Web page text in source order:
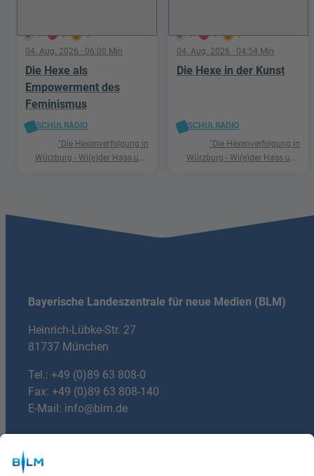
1 0 0
04. Aug. 2026 · 06:00 Min
Die Hexe als
Empowerment des
Feminismus
SCHULRADIO
"Die Hexenverfolgung in
Würzburg - Wi(e)der Hass und
1 0 0
04. Aug. 2026 · 04:54 Min
Die Hexe in der Kunst
SCHULRADIO
"Die Hexenverfolgung in
Würzburg - Wi(e)der Hass und
Bayerische Landeszentrale für neue Medien (BLM)
Heinrich-Lübke-Str. 27
81737 München
Tel.: +49 (0)89 63 808-0
Fax: +49 (0)89 63 808-140
E-Mail: info@blm.de